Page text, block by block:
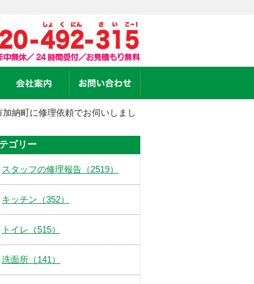
納町に修理依頼でお伺いしまし
ゴリー
スタッフの修理報告（2519）
キッチン（352）
トイレ（515）
洗面所（141）